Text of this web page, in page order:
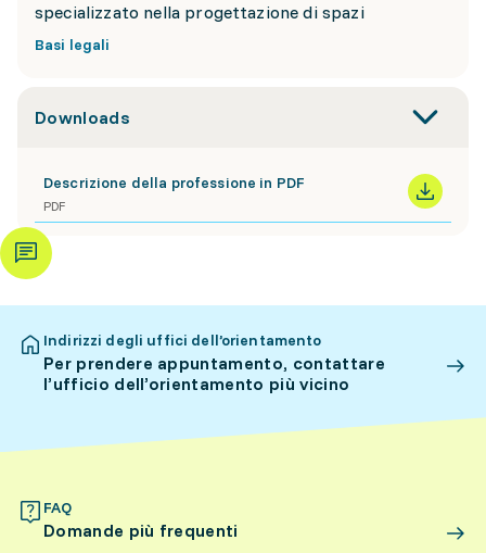
specializzato nella progettazione di spazi
Basi legali
Downloads
Descrizione della professione in PDF
PDF
Indirizzi degli uffici dell’orientamento
Per prendere appuntamento, contattare
l’ufficio dell’orientamento più vicino
FAQ
Domande più frequenti